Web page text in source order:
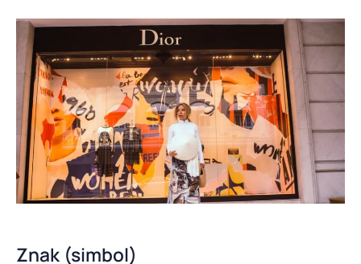
Znak (simbol)